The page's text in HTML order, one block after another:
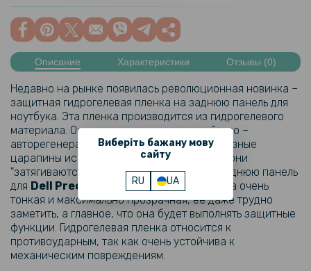
Виберіть бажану мову
сайту
RU UA
Описание Характеристики Отзывы (0)
Недавно на рынке появилась революционная новинка –
защитная гидрогелевая пленка на заднюю панель для
ноутбука. Эта пленка производится из гидрогелевого
материала. Он имеет очень ценное свойство –
авторегенерация. Что это значит? Несерьезные
царапины исчезают в течение суток, ведь они
"затягиваются". Пленки производятся на заднюю панель
для Dell Precision 5550​. Поскольку пленка очень
тонкая и максимально прозрачная, ее даже трудно
заметить, а главное, что она будет выполнять защитные
функции. Гидрогелевая пленка относится к
противоударным, так как очень устойчива к
механическим повреждениям.